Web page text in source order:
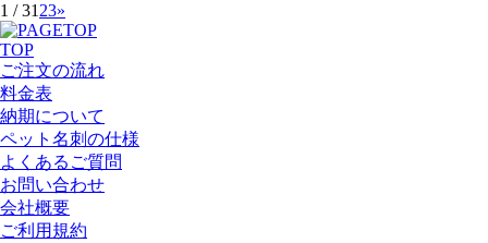
1 / 31 23»
TOP
ご注文の流れ
料金表
納期について
ペット名刺の仕様
よくあるご質問
お問い合わせ
会社概要
ご利用規約